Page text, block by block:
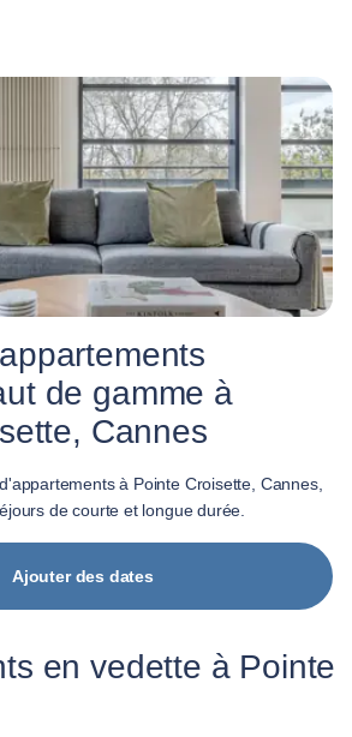
de gamme à
Cannes
à Pointe Croisette, Cannes,
de courte et longue durée.
Ajouter des dates
en vedette à Pointe